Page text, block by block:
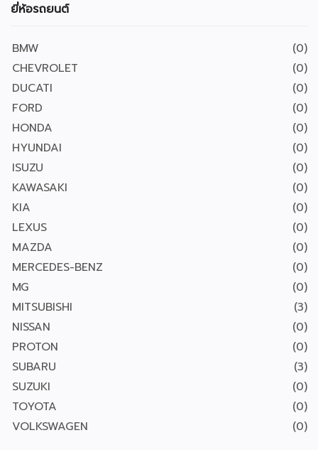
ยี่ห้อรถยนต์
BMW
(0)
CHEVROLET
(0)
DUCATI
(0)
FORD
(0)
HONDA
(0)
HYUNDAI
(0)
ISUZU
(0)
KAWASAKI
(0)
KIA
(0)
LEXUS
(0)
MAZDA
(0)
MERCEDES-BENZ
(0)
MG
(0)
MITSUBISHI
(3)
NISSAN
(0)
PROTON
(0)
SUBARU
(3)
SUZUKI
(0)
TOYOTA
(0)
VOLKSWAGEN
(0)